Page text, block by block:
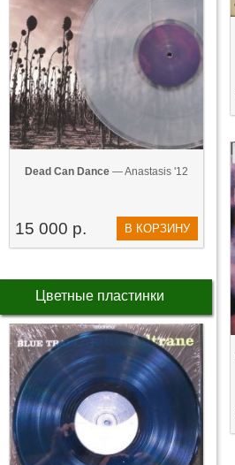
Dead Can Dance — Anastasis '12
15 000 р. В КОРЗИНУ
Цветные пластинки